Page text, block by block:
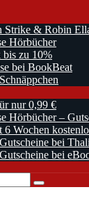
Strike & Robin
Hörbücher
bis zu 10%
bei BookBeat
nur 0,99 €
Hörbücher –
6 Wochen
bei
bei